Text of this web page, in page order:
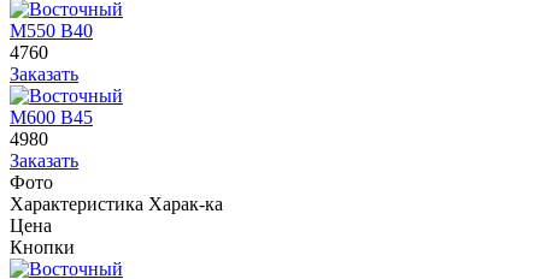
М550 В40
4760
Заказать
М600 В45
4980
Заказать
Фото
Характеристика Харак-ка
Цена
Кнопки